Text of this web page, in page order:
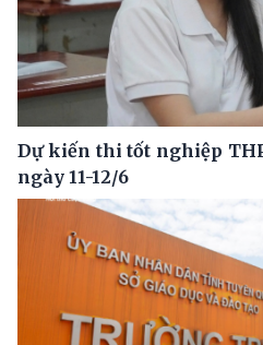
Dự kiến thi tốt nghiệp
ngày 11-12/6